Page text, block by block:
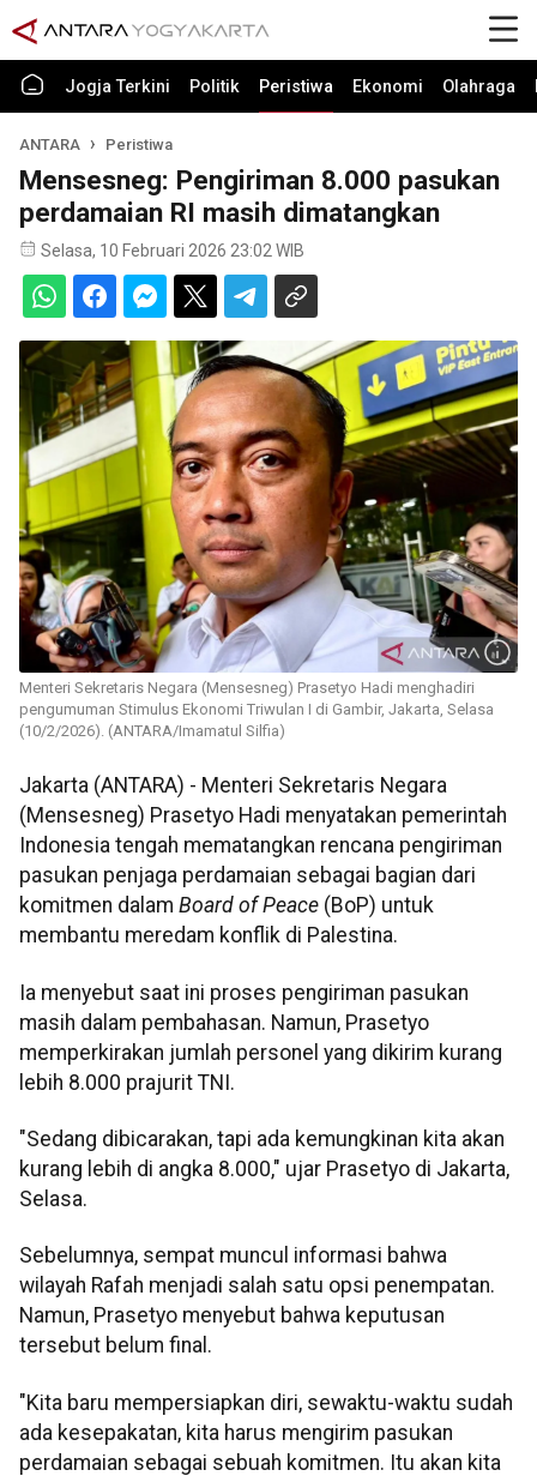
Jogja Terkini Politik Peristiwa Ekonomi Olahraga
ANTARA Peristiwa
Mensesneg: Pengiriman 8.000 pasukan
perdamaian RI masih dimatangkan
Selasa, 10 Februari 2026 23:02 WIB
Menteri Sekretaris Negara (Mensesneg) Prasetyo Hadi menghadiri
pengumuman Stimulus Ekonomi Triwulan I di Gambir, Jakarta, Selasa
(10/2/2026). (ANTARA/Imamatul Silfia)
Jakarta (ANTARA) - Menteri Sekretaris Negara
(Mensesneg) Prasetyo Hadi menyatakan pemerintah
Indonesia tengah mematangkan rencana pengiriman
pasukan penjaga perdamaian sebagai bagian dari
komitmen dalam Board of Peace (BoP) untuk
membantu meredam konflik di Palestina.
Ia menyebut saat ini proses pengiriman pasukan
masih dalam pembahasan. Namun, Prasetyo
memperkirakan jumlah personel yang dikirim kurang
lebih 8.000 prajurit TNI.
"Sedang dibicarakan, tapi ada kemungkinan kita akan
kurang lebih di angka 8.000," ujar Prasetyo di Jakarta,
Selasa.
Sebelumnya, sempat muncul informasi bahwa
wilayah Rafah menjadi salah satu opsi penempatan.
Namun, Prasetyo menyebut bahwa keputusan
tersebut belum final.
"Kita baru mempersiapkan diri, sewaktu-waktu sudah
ada kesepakatan, kita harus mengirim pasukan
perdamaian sebagai sebuah komitmen. Itu akan kita